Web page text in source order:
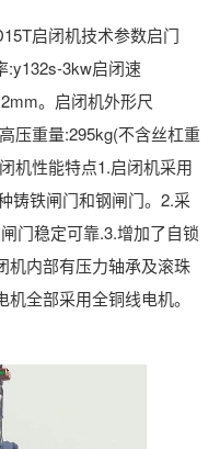
启闭机技术参数启门
:y132s-3kw启闭速
。启闭机外形尺
压重量:295kg(不含丝杠重
机性能特点1.启闭机采用
铸铁闸门和钢闸门。2.采
门稳定可靠.3.增加了自锁
机内部有压力轴承及滚珠
全部采用全铜线电机。